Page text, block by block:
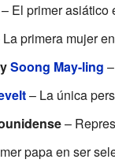
El primer asiático
La primera mujer
Soong May-ling
– La única
–
papa en ser